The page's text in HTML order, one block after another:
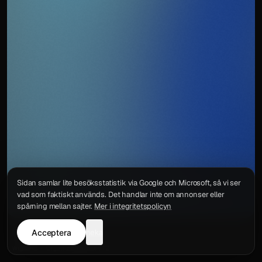
IntegritetspolicyKontakt
Sidan samlar lite besöksstatistik via Google och Microsoft, så vi ser
vad som faktiskt används. Det handlar inte om annonser eller
spårning mellan sajter. Mer i integritetspolicyn
Acceptera neka